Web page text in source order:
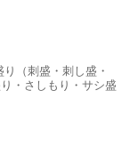
（刺盛・刺し盛・
・さしもり・サシ盛